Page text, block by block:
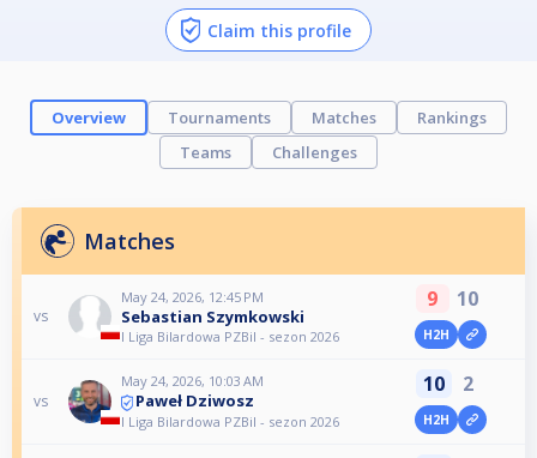
Claim this profile
Overview Tournaments Matches
Rankings
Teams
Challenges
Matches
vs
May 24, 2026, 12:45 PM
Sebastian Szymkowski
I Liga Bilardowa PZBil - sezon 2026
9 10
H2H
vs
May 24, 2026, 10:03 AM
Paweł Dziwosz
I Liga Bilardowa PZBil - sezon 2026
10 2
H2H